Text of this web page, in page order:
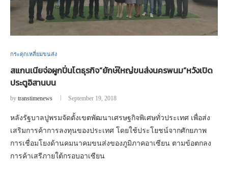
กระตุกเหลี่ยมขนส่ง
สแกนเนียจ่อผูกปิ่นโตธุรกิจ“ยักษ์ใหญ่ขนส่งนครพนม”หวังเปิด
ประตูอิสานบน
by transtimenews September 19, 2018
หลังรัฐบาลปูพรมจัดตั้งเขตพัฒนาเศรษฐกิจพิเศษทั่วประเทศ เพื่อส่ง
เสริมการค้าการลงทุนของประเทศ โดยใช้ประโยชน์จากศักยภาพ
การเชื่อมโยงด้านคมนาคมขนส่งของภูมิภาคอาเซียน ตามข้อตกลง
การค้าเสรีภายใต้กรอบอาเซียน